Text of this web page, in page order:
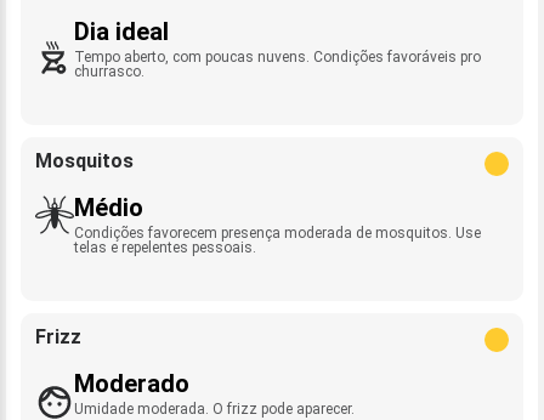
Dia ideal
Tempo aberto, com poucas nuvens. Condições favoráveis pro
churrasco.
Mosquitos
Médio
Condições favorecem presença moderada de mosquitos. Use
telas e repelentes pessoais.
Frizz
Moderado
Umidade moderada. O frizz pode aparecer.